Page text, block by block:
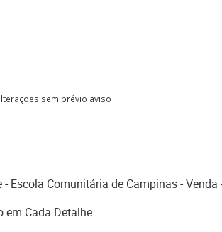
sem prévio aviso
Escola Comunitária de Campinas - Venda
em Cada Detalhe